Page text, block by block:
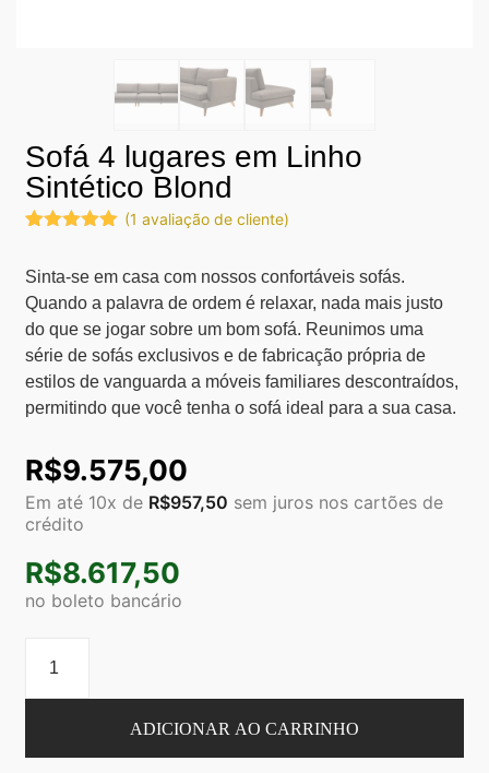
Sofá 4 lugares em Linho
Sintético Blond
de 5, com
baseado
emavaliação
de cliente
(1 avaliação de cliente)
Sinta-se em casa com nossos confortáveis sofás.
Quando a palavra de ordem é relaxar, nada mais justo
do que se jogar sobre um bom sofá. Reunimos uma
série de sofás exclusivos e de fabricação própria de
estilos de vanguarda a móveis familiares descontraídos,
permitindo que você tenha o sofá ideal para a sua casa.
R$9.575,00
Em até 10x de R$957,50 sem juros nos cartões de
crédito
R$8.617,50
no boleto bancário
ADICIONAR AO CARRINHO